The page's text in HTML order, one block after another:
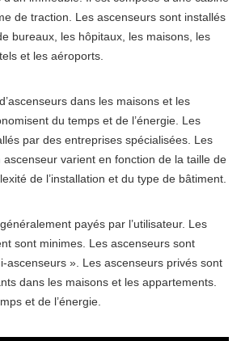
de traction. Les ascenseurs sont installés
bureaux, les hôpitaux, les maisons, les
et les aéroports.
dans les maisons et les
du temps et de l’énergie. Les
par des entreprises spécialisées. Les
ascenseur varient en fonction de la taille de
de l’installation et du type de bâtiment.
payés par l’utilisateur. Les
sont minimes. Les ascenseurs sont
ascenseurs ». Les ascenseurs privés sont
dans les maisons et les appartements.
et de l’énergie.